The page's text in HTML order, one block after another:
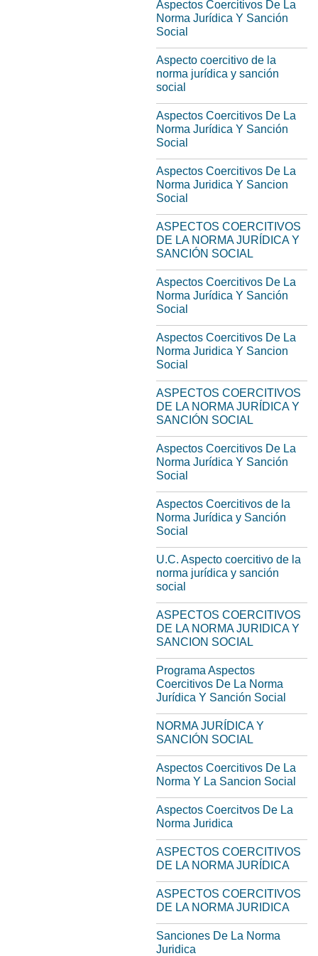
Aspectos Coercitivos De La
Norma Jurídica Y Sanción
Social
Aspecto coercitivo de la
norma jurídica y sanción
social
Aspectos Coercitivos De La
Norma Jurídica Y Sanción
Social
Aspectos Coercitivos De La
Norma Juridica Y Sancion
Social
ASPECTOS COERCITIVOS
DE LA NORMA JURÍDICA Y
SANCIÓN SOCIAL
Aspectos Coercitivos De La
Norma Jurídica Y Sanción
Social
Aspectos Coercitivos De La
Norma Juridica Y Sancion
Social
ASPECTOS COERCITIVOS
DE LA NORMA JURÍDICA Y
SANCIÓN SOCIAL
Aspectos Coercitivos De La
Norma Jurídica Y Sanción
Social
Aspectos Coercitivos de la
Norma Jurídica y Sanción
Social
U.C. Aspecto coercitivo de la
norma jurídica y sanción
social
ASPECTOS COERCITIVOS
DE LA NORMA JURIDICA Y
SANCION SOCIAL
Programa Aspectos
Coercitivos De La Norma
Jurídica Y Sanción Social
NORMA JURÍDICA Y
SANCIÓN SOCIAL
Aspectos Coercitivos De La
Norma Y La Sancion Social
Aspectos Coercitvos De La
Norma Juridica
ASPECTOS COERCITIVOS
DE LA NORMA JURÍDICA
ASPECTOS COERCITIVOS
DE LA NORMA JURIDICA
Sanciones De La Norma
Juridica